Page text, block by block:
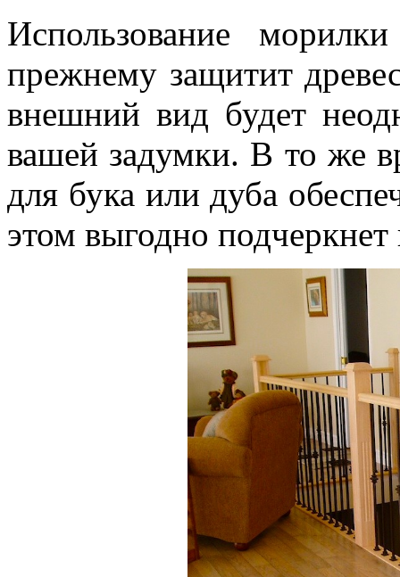
Использование
прежнему защитит
внешний вид будет
вашей задумки. В то же
для бука или дуба
этом выгодно подчеркнет